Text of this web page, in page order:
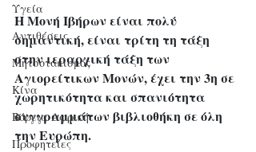
Υγεία
Aντιθέσεις
Μητσοτακισμός
Κίνα
Βόρεια Αφρική
Προφητείες
Η Μονή Ιβήρων είναι πολύ
σημαντική, είναι τρίτη τη τάξη
στην ιεραρχική τάξη των
Αγιορείτικων Μονών, έχει την 3η σε
χωρητικότητα και σπανιότητα
συγγραμμάτων βιβλιοθήκη σε όλη
την Ευρώπη.